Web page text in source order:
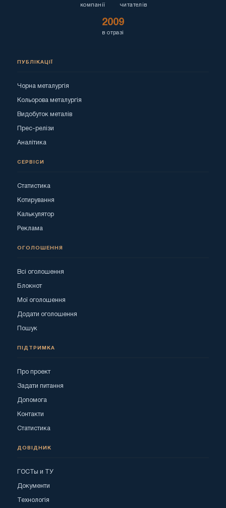
компанії читателів
2009
в отразі
ПУБЛІКАЦІЇ
Чорна металургія
Кольорова металургія
Видобуток металів
Прес-релізи
Аналітика
СЕРВІСИ
Статистика
Котирування
Калькулятор
Реклама
ОГОЛОШЕННЯ
Всі оголошення
Блокнот
Мої оголошення
Додати оголошення
Пошук
ПІДТРИМКА
Про проект
Задати питання
Допомога
Контакти
Статистика
ДОВІДНИК
ГОСТы и ТУ
Документи
Технологія